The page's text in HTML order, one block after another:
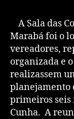
A Sala das
Marabá foi o
vereadores,
organizada e
realizassem
planejamento
primeiros seis
Cunha. A